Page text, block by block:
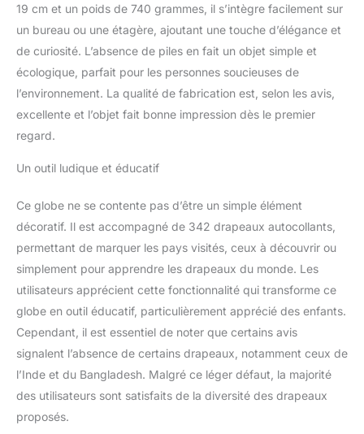
peuvent être un cadeau
idéal pour les
explorateurs, que ce
soient des passionnés
d’aventures ou des
amateurs de
géographie… Notre globe
les couples planifiant leur
voyage de noces.
OUTIL DÉCORATIF:
Tripvea peut être
l’accessoire parfait pour
votre carte, globe ou
objet en liège, bois ou
carton. C’est un article
original qui
perfectionnera vos
cartes et vos globes et
illuminera votre intérieur
19 cm et un poids de 740 grammes, il s’intègre facilement sur
un bureau ou une étagère, ajoutant une touche d’élégance et
de curiosité. L’absence de piles en fait un objet simple et
écologique, parfait pour les personnes soucieuses de
l’environnement. La qualité de fabrication est, selon les avis,
excellente et l’objet fait bonne impression dès le premier
regard.
Un outil ludique et éducatif
Ce globe ne se contente pas d’être un simple élément
décoratif. Il est accompagné de 342 drapeaux autocollants,
permettant de marquer les pays visités, ceux à découvrir ou
simplement pour apprendre les drapeaux du monde. Les
utilisateurs apprécient cette fonctionnalité qui transforme ce
globe en outil éducatif, particulièrement apprécié des enfants.
Cependant, il est essentiel de noter que certains avis
signalent l’absence de certains drapeaux, notamment ceux de
l’Inde et du Bangladesh. Malgré ce léger défaut, la majorité
des utilisateurs sont satisfaits de la diversité des drapeaux
proposés.